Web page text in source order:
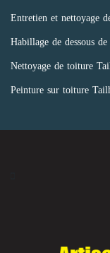
Entretien et nettoyage
Habillage de dessous
Nettoyage de toiture
Peinture sur toiture